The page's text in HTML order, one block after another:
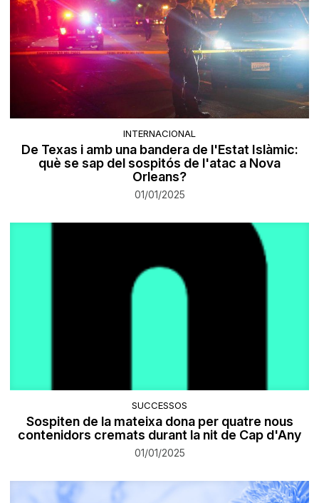
INTERNACIONAL
De Texas i amb una bandera de l'Estat Islàmic:
què se sap del sospitós de l'atac a Nova
Orleans?
01/01/2025
SUCCESSOS
Sospiten de la mateixa dona per quatre nous
contenidors cremats durant la nit de Cap d'Any
01/01/2025